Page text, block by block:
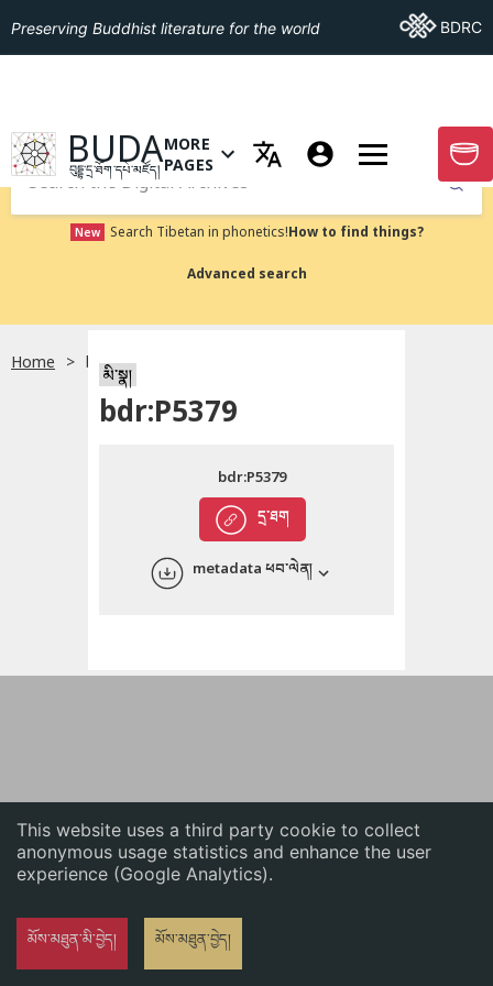
This website uses a third party cookie to collect
anonymous usage statistics and enhance the user
experience (Google Analytics).
མོས་མཐུན་མི་བྱེད། མོས་མཐུན་བྱེད།
English
Preserving Buddhist literature for the world Go ToBDRC
GO TO HOMEPAGE
BUDA
བུདྡྷ་དྲ་ཐོག་དཔེ་མཛོད།
OPEN MENU OF MORE PAGES
MORE
PAGES
GO
Submit
New Search Tibetan in phonetics!How to find things?
Advanced search
Home bdr:P5379
མི་སྣ།
bdr:P5379
དྲ་ཐག
bdr:P5379
metadata ཕབ་ལེན།